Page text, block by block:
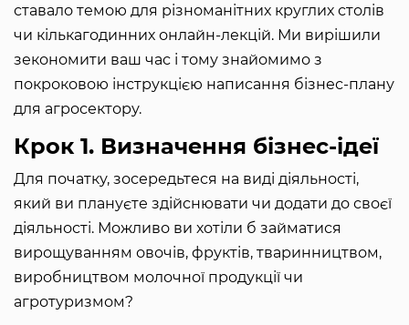
ставало темою для різноманітних круглих столів
чи кількагодинних онлайн-лекцій. Ми вирішили
зекономити ваш час і тому знайомимо з
покроковою інструкцією написання бізнес-плану
для агросектору.
Крок 1. Визначення бізнес-ідеї
Для початку, зосередьтеся на виді діяльності,
який ви плануєте здійснювати чи додати до своєї
діяльності. Можливо ви хотіли б займатися
вирощуванням овочів, фруктів, тваринництвом,
виробництвом молочної продукції чи
агротуризмом?